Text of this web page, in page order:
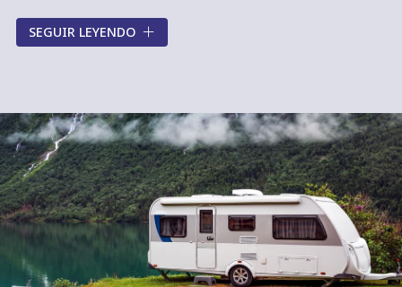
Gracias a nuestra experiencia en el sector, en
Costale ofreceremos la información que necesita y le
perfecta. Le explicaremos de manera detallada los
diferentes equipamientosde cada una de nuestras
caravanas de ocasión y le informaremos detodas las
rutasque podrá realizar si compra su caravana de
segunda mano o unacaravana nuevacon Caravanas
Costa.
SEGUIR LEYENDO